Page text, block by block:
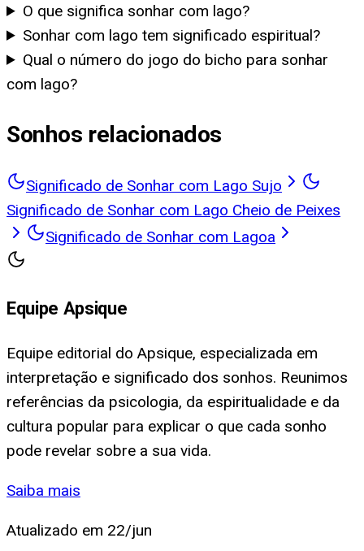
O que significa sonhar com lago?
Sonhar com lago tem significado espiritual?
Qual o número do jogo do bicho para sonhar
com lago?
Sonhos relacionados
Significado de Sonhar com Lago Sujo
Significado de Sonhar com Lago Cheio de Peixes
Significado de Sonhar com Lagoa
Equipe Apsique
Equipe editorial do Apsique, especializada em
interpretação e significado dos sonhos. Reunimos
referências da psicologia, da espiritualidade e da
cultura popular para explicar o que cada sonho
pode revelar sobre a sua vida.
Saiba mais
Atualizado em 22/jun